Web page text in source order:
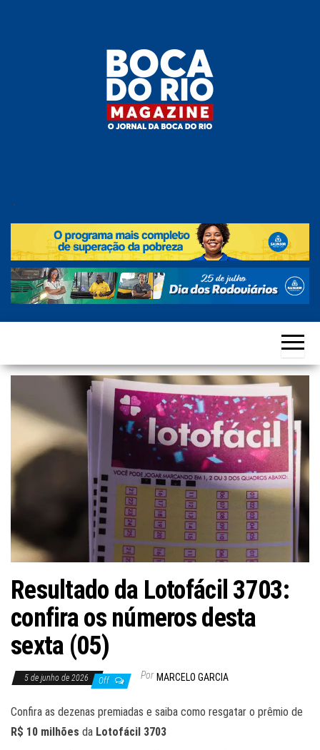
Magazine
do Rio
e
região!
.
Resultado da Lotofácil 3703:
confira os números desta
sexta (05)
5 de junho de 2026 Off Por MARCELO GARCIA
Confira as dezenas premiadas e saiba como resgatar o prêmio de
R$ 10 milhões da Lotofácil 3703